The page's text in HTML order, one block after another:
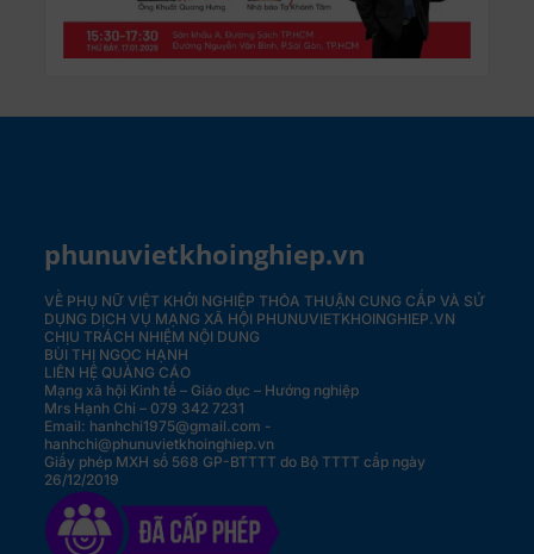
phunuvietkhoinghiep.vn
VỀ PHỤ NỮ VIỆT KHỞI NGHIỆPTHỎA THUẬN CUNG CẤP VÀ SỬ
DỤNG DỊCH VỤ MẠNG XÃ HỘI PHUNUVIETKHOINGHIEP.VN
CHỊU TRÁCH NHIỆM NỘI DUNG
BÙI THỊ NGỌC HẠNH
LIÊN HỆ QUẢNG CÁO
Mạng xã hội Kinh tế – Giáo dục – Hướng nghiệp
Mrs Hạnh Chi – 079 342 7231
Email: hanhchi1975@gmail.com -
hanhchi@phunuvietkhoinghiep.vn
Giấy phép MXH số 568 GP-BTTTT do Bộ TTTT cấp ngày
26/12/2019